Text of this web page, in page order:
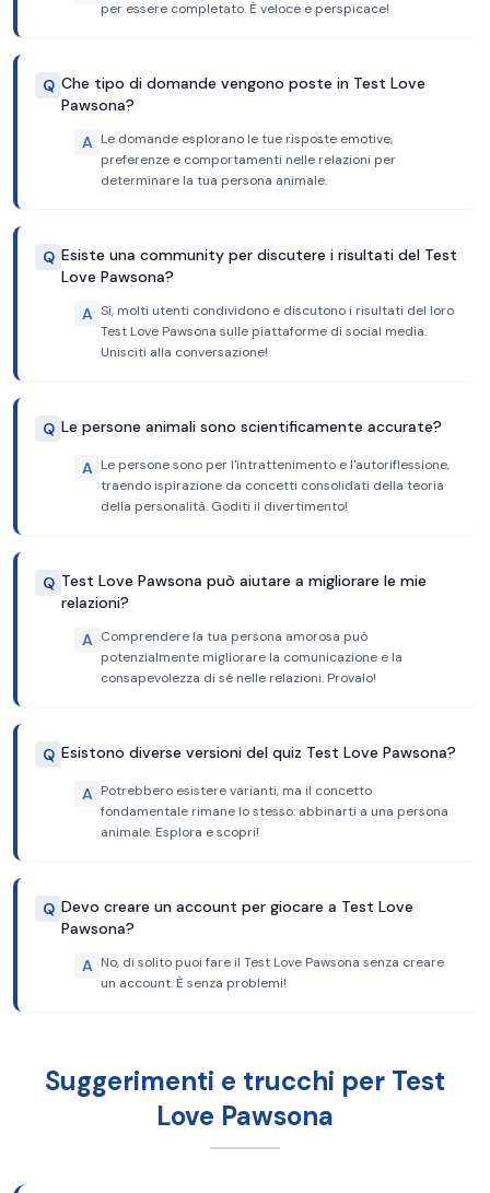
per essere completato. È veloce e perspicace!
Q Che tipo di domande vengono poste in Test Love
Pawsona?
A Le domande esplorano le tue risposte emotive,
preferenze e comportamenti nelle relazioni per
determinare la tua persona animale.
Q Esiste una community per discutere i risultati del Test
Love Pawsona?
A Sì, molti utenti condividono e discutono i risultati del loro
Test Love Pawsona sulle piattaforme di social media.
Unisciti alla conversazione!
Q Le persone animali sono scientificamente accurate?
A Le persone sono per l'intrattenimento e l'autoriflessione,
traendo ispirazione da concetti consolidati della teoria
della personalità. Goditi il divertimento!
Q Test Love Pawsona può aiutare a migliorare le mie
relazioni?
A Comprendere la tua persona amorosa può
potenzialmente migliorare la comunicazione e la
consapevolezza di sé nelle relazioni. Provalo!
Q Esistono diverse versioni del quiz Test Love Pawsona?
A Potrebbero esistere varianti, ma il concetto
fondamentale rimane lo stesso: abbinarti a una persona
animale. Esplora e scopri!
Q Devo creare un account per giocare a Test Love
Pawsona?
A No, di solito puoi fare il Test Love Pawsona senza creare
un account. È senza problemi!
Suggerimenti e trucchi per Test
Love Pawsona